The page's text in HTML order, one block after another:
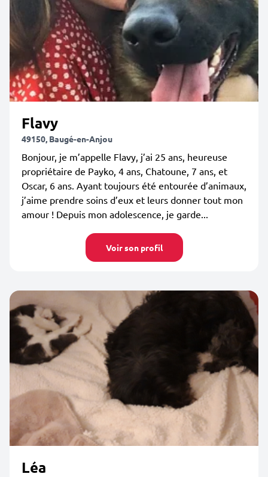
Flavy
49150, Baugé-en-Anjou
Bonjour, je m’appelle Flavy, j’ai 25 ans, heureuse
propriétaire de Payko, 4 ans, Chatoune, 7 ans, et
Oscar, 6 ans. Ayant toujours été entourée d’animaux,
j’aime prendre soins d’eux et leurs donner tout mon
amour ! Depuis mon adolescence, je garde...
Voir son profil
Léa